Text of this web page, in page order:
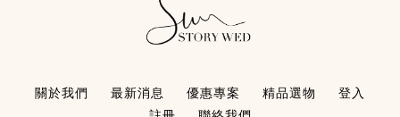
關於我們 最新消息 優惠專案 精品選物
登入